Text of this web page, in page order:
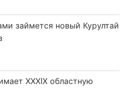
займется новый Курултай
XXXIX областную